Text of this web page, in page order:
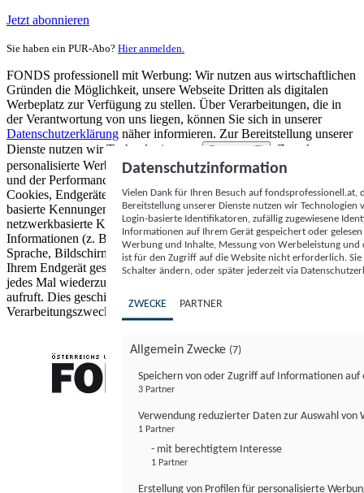
Jetzt abonnieren
Sie haben ein PUR-Abo? Hier anmelden.
FONDS professionell mit Werbung: Wir nutzen aus wirtschaftlichen
Gründen die Möglichkeit, unsere Webseite Dritten als digitalen
Werbeplatz zur Verfügung zu stellen. Über Verarbeitungen, die in
der Verantwortung von uns liegen, können Sie sich in unserer
Datenschutzerklärung näher informieren. Zur Bereitstellung unserer
Dienste nutzen wir Technologien von
Partnern (5)
. Zwecke:
personalisierte Werbung und Inhalte, Messung von Werbeleistung
und der Performance von Inhalten sowie Zielgruppenforschung.
Cookies, Endgeräte- oder ähnliche Online-Kennungen (z. B. login-
basierte Kennungen, zufällig generierte Kennungen,
netzwerkbasierte Kennungen) können zusammen mit anderen
Informationen (z. B. Browsertyp und Browserinformationen,
Sprache, Bildschirmgröße, unterstützte Technologien usw.) auf
Ihrem Endgerät gespeichert oder von dort ausgelesen werden, um es
jedes Mal wiederzuerkennen, wenn es eine App oder einer Webseite
aufruft. Dies geschieht für einen oder mehrere der hier aufgeführten
Verarbeitungszwecke.
Datenschutzinformation
Vielen Dank für Ihren Besuch auf
Bereitstellung unserer Dienste nutzen wir Technologien
Login-basierte Identifikatoren, zufällig zugewiesene
Informationen auf Ihrem Gerät gespeichert oder
Werbung und Inhalte, Messung von Werbeleistung
ist für den Zugriff auf die Website nicht erforderlich.
Schalter ändern, oder später jederzeit via
ZWECKE PARTNER
Allgemein Zwecke (7)
Speichern von oder Zugriff auf Informationen auf
3 Partner
Verwendung reduzierter Daten zur Auswahl von
1 Partner
- mit berechtigtem Interesse
1 Partner
Erstellung von Profilen für personalisierte
FONDS professionell